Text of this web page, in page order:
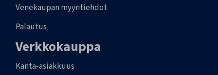
Venekaupan myyntiehdot
Palautus
Verkkokauppa
Kanta-asiakkuus